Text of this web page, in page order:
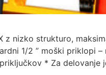
z nizko strukturo,
1/2 ” moški priklopi
* Za delovanje